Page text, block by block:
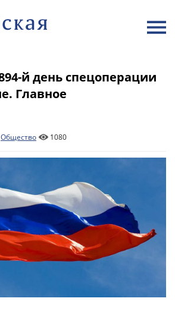
й день спецоперации
Главное
Общество 1080